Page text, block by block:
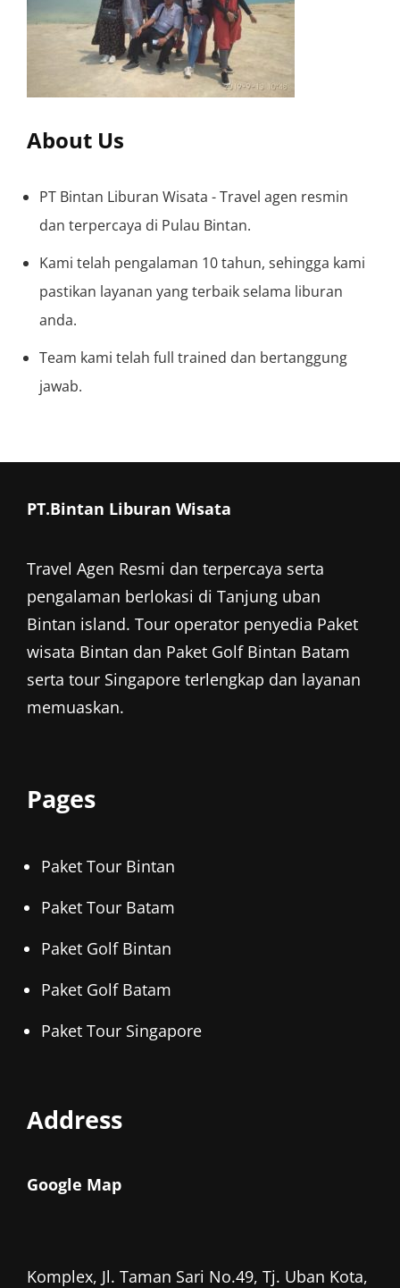
About Us
PT Bintan Liburan Wisata - Travel agen resmin
dan terpercaya di Pulau Bintan.
Kami telah pengalaman 10 tahun, sehingga kami
pastikan layanan yang terbaik selama liburan
anda.
Team kami telah full trained dan bertanggung
jawab.
PT.Bintan Liburan Wisata
Travel Agen Resmi dan terpercaya serta
pengalaman berlokasi di Tanjung uban
Bintan island. Tour operator penyedia Paket
wisata Bintan dan Paket Golf Bintan Batam
serta tour Singapore terlengkap dan layanan
memuaskan.
Pages
Paket Tour Bintan
Paket Tour Batam
Paket Golf Bintan
Paket Golf Batam
Paket Tour Singapore
Address
Google Map
Komplex, Jl. Taman Sari No.49, Tj. Uban Kota,